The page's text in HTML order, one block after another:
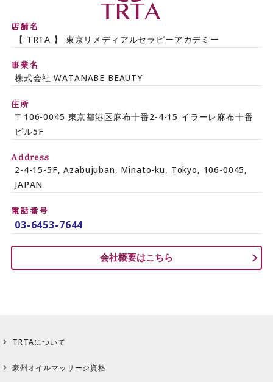
店舗名
【 TRTA 】 東京リメディアルセラピーアカデミー
事業名
株式会社 WATANABE BEAUTY
住所
〒106-0045 東京都港区麻布十番2-4-15 イラーレ麻布十番
ビル5F
Address
2-4-15-5F, Azabujuban, Minato-ku, Tokyo, 106-0045,
JAPAN
電話番号
03-6453-7644
会社概要はこちら
TRTAについて
豪州オイルマッサージ資格